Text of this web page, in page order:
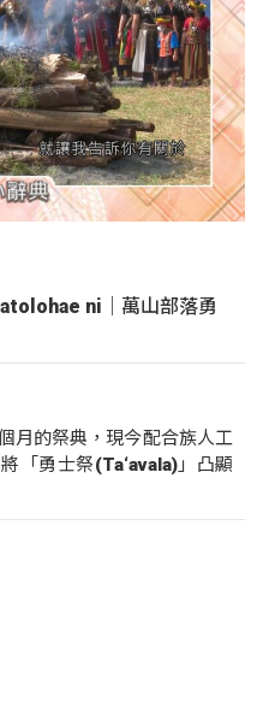
ni｜萬山部落勇
月的祭典，現今配合族人工
「勇士祭(Ta‘avala)」凸顯